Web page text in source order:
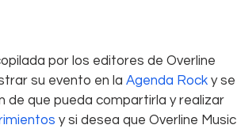
por los editores de Overline
su evento en la Agenda Rock y se
de que pueda compartirla y realizar
y si desea que Overline Music